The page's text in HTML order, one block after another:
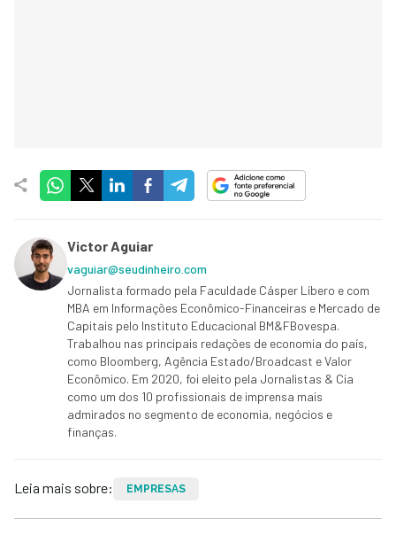
Victor Aguiar
vaguiar@seudinheiro.com
Jornalista formado pela Faculdade Cásper Líbero e com
MBA em Informações Econômico-Financeiras e Mercado de
Capitais pelo Instituto Educacional BM&FBovespa.
Trabalhou nas principais redações de economia do país,
como Bloomberg, Agência Estado/Broadcast e Valor
Econômico. Em 2020, foi eleito pela Jornalistas & Cia
como um dos 10 profissionais de imprensa mais
admirados no segmento de economia, negócios e
finanças.
Leia mais sobre: EMPRESAS